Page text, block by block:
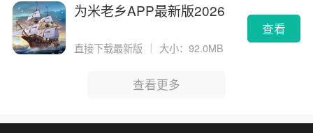
为米老乡APP最新版2026
直接下载最新版 大小：92.0MB
查看
查看更多